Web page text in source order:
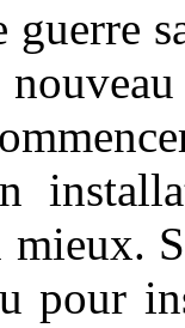
mieux.
pour